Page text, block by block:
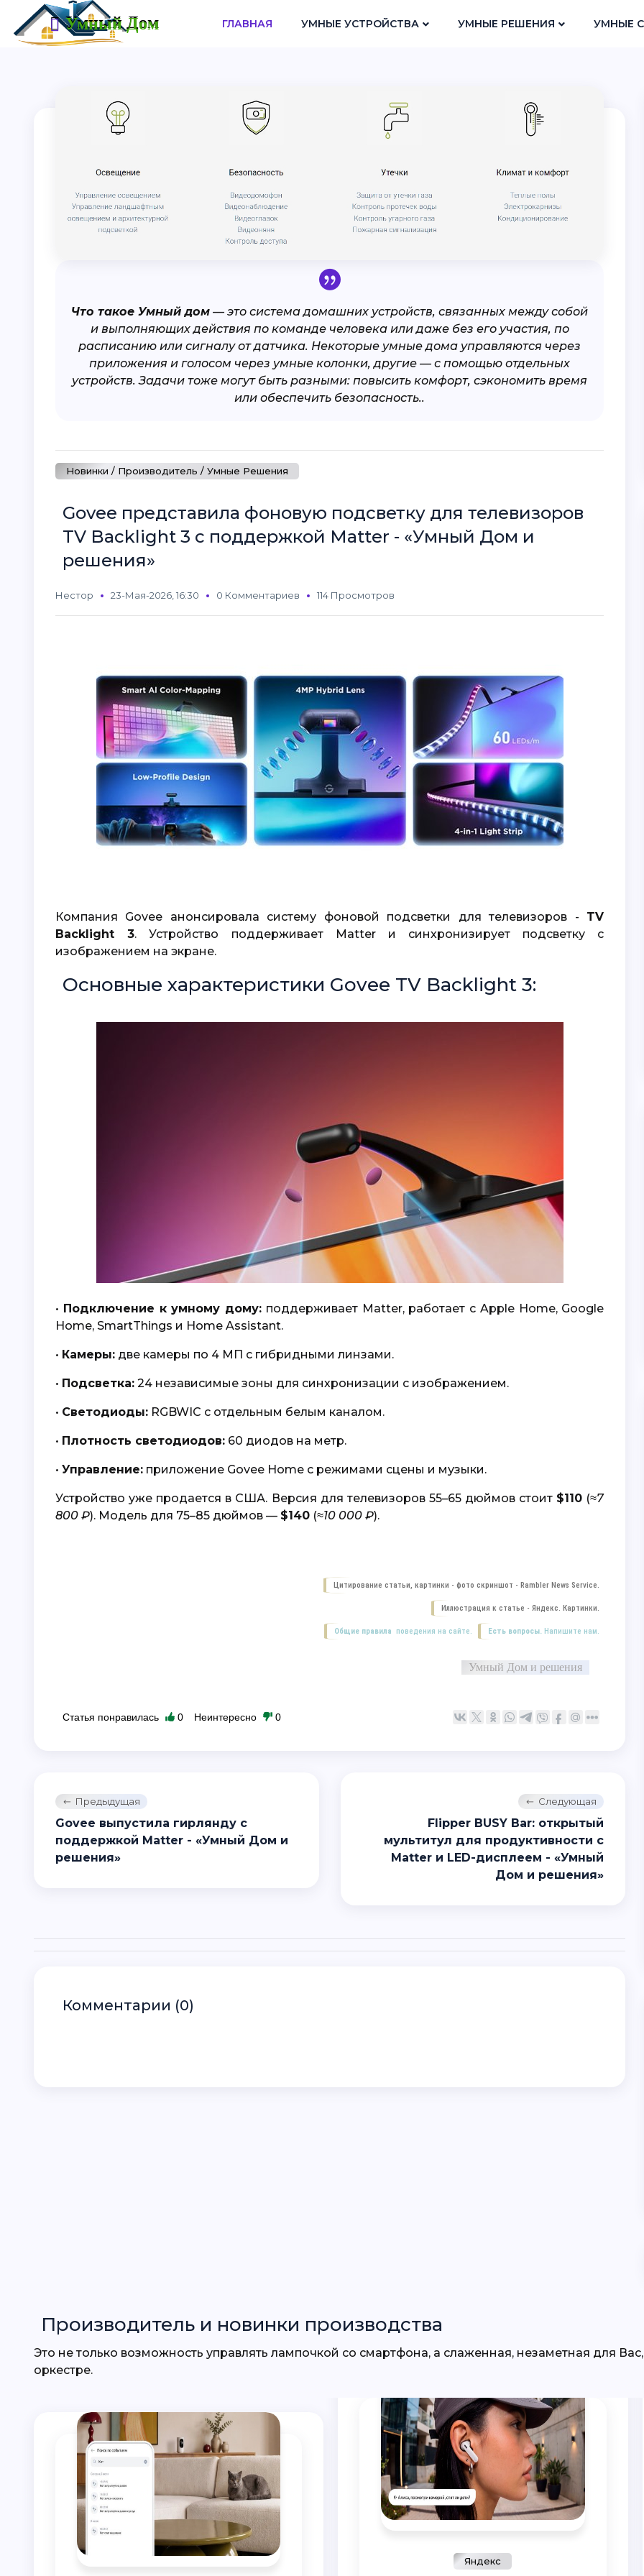
Умный Дом ГЛАВНАЯ УМНЫЕ УСТРОЙСТВА УМНЫЕ РЕШЕНИЯ УМНЫЕ
Что такое Умный дом — это система домашних устройств, связанных между собой
и выполняющих действия по команде человека или даже без его участия, по
расписанию или сигналу от датчика. Некоторые умные дома управляются через
приложения и голосом через умные колонки, другие — с помощью отдельных
устройств. Задачи тоже могут быть разными: повысить комфорт, сэкономить время
или обеспечить безопасность..
Новинки / Производитель / Умные Решения
Govee представила фоновую подсветку для телевизоров
TV Backlight 3 с поддержкой Matter - «Умный Дом и
решения»
Нестор 23-Мая-2026, 16:30 0 Комментариев 114 Просмотров
Компания Govee анонсировала систему фоновой подсветки для телевизоров - TV
Backlight 3. Устройство поддерживает Matter и синхронизирует подсветку с
изображением на экране.
Основные характеристики Govee TV Backlight 3:
• Подключение к умному дому: поддерживает Matter, работает с Apple Home, Google
Home, SmartThings и Home Assistant.
• Камеры: две камеры по 4 МП с гибридными линзами.
• Подсветка: 24 независимые зоны для синхронизации с изображением.
• Светодиоды: RGBWIC с отдельным белым каналом.
• Плотность светодиодов: 60 диодов на метр.
• Управление: приложение Govee Home с режимами сцены и музыки.
Устройство уже продается в США. Версия для телевизоров 55–65 дюймов стоит $110 (≈7
800 ₽). Модель для 75–85 дюймов — $140 (≈10 000 ₽).
Цитирование статьи, картинки - фото скриншот - Rambler News Service.
Иллюстрация к статье -Яндекс. Картинки.
Есть вопросы. Напишите нам.
Общие правила поведения на сайте.
Умный Дом и решения
Статья понравилась 0 Неинтересно 0
Предыдущая
Govee выпустила гирлянду с
поддержкой Matter - «Умный Дом и
решения»
Следующая
Flipper BUSY Bar: открытый
мультитул для продуктивности с
Matter и LED-дисплеем - «Умный
Дом и решения»
Комментарии (0)
Производитель и новинки производства
Это не только возможность управлять лампочкой со смартфона, а слаженная, незаметная для Вас, работа всех систем дома как инструментов в
оркестре.
Яндекс